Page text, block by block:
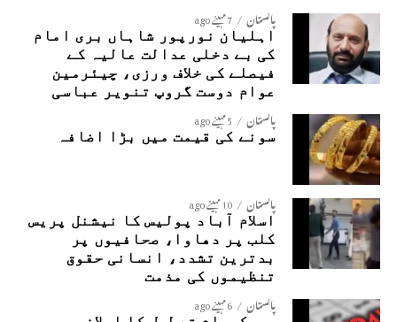
پاکستان 7 مہینے ago
اہلیان نورپور شاہاں بری امام
کی بے دخلی عدالت عالیہ کے
فیصلے کی خلاف ورزی، چیئرمین
عوام دوست گروپ تنویر عباسی
پاکستان 5 مہینے ago
سونے کی قیمت میں بڑا اضافہ
پاکستان 10 مہینے ago
اسلام آباد پولیس کا نیشنل پریس
کلب پر دھاوا، صحافیوں پر
بدترین تشدد، انسانی حقوق
تنظیموں کی مذمت
پاکستان 6 مہینے ago